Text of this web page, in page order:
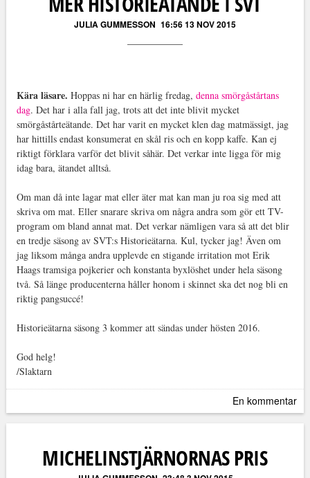
JULIA GUMMESSON 16:56 13 NOV 2015
Kära läsare. Hoppas ni har en härlig fredag, denna smörgåstårtans
dag. Det har i alla fall jag, trots att det inte blivit mycket
smörgåstårteätande. Det har varit en mycket klen dag matmässigt, jag
har hittills endast konsumerat en skål ris och en kopp kaffe. Kan ej
riktigt förklara varför det blivit såhär. Det verkar inte ligga för mig
idag bara, ätandet alltså.
Om man då inte lagar mat eller äter mat kan man ju roa sig med att
skriva om mat. Eller snarare skriva om några andra som gör ett TV-
program om bland annat mat. Det verkar nämligen vara så att det blir
en tredje säsong av SVT:s Historieätarna. Kul, tycker jag! Även om
jag liksom många andra upplevde en stigande irritation mot Erik
Haags tramsiga pojkerier och konstanta byxlöshet under hela säsong
två. Så länge producenterna håller honom i skinnet ska det nog bli en
riktig pangsuccé!
Historieätarna säsong 3 kommer att sändas under hösten 2016.
God helg!
/Slaktarn
En kommentar
MICHELINSTJÄRNORNAS PRIS